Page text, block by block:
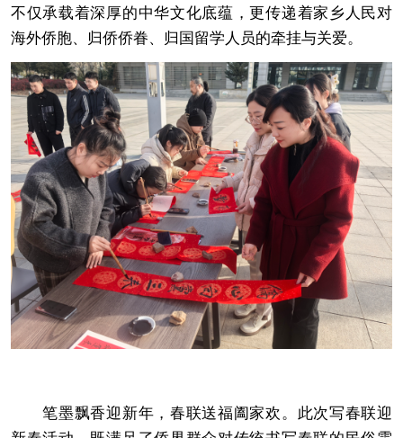
不仅承载着深厚的中华文化底蕴，更传递着家乡人民对
海外侨胞、归侨侨眷、归国留学人员的牵挂与关爱。
笔墨飘香迎新年，春联送福阖家欢。此次写春联迎